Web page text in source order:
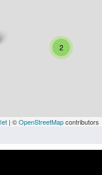
2
| ©OpenStreetMapcontributors